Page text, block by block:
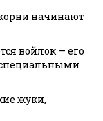
начинают
войлок — его
жуки,